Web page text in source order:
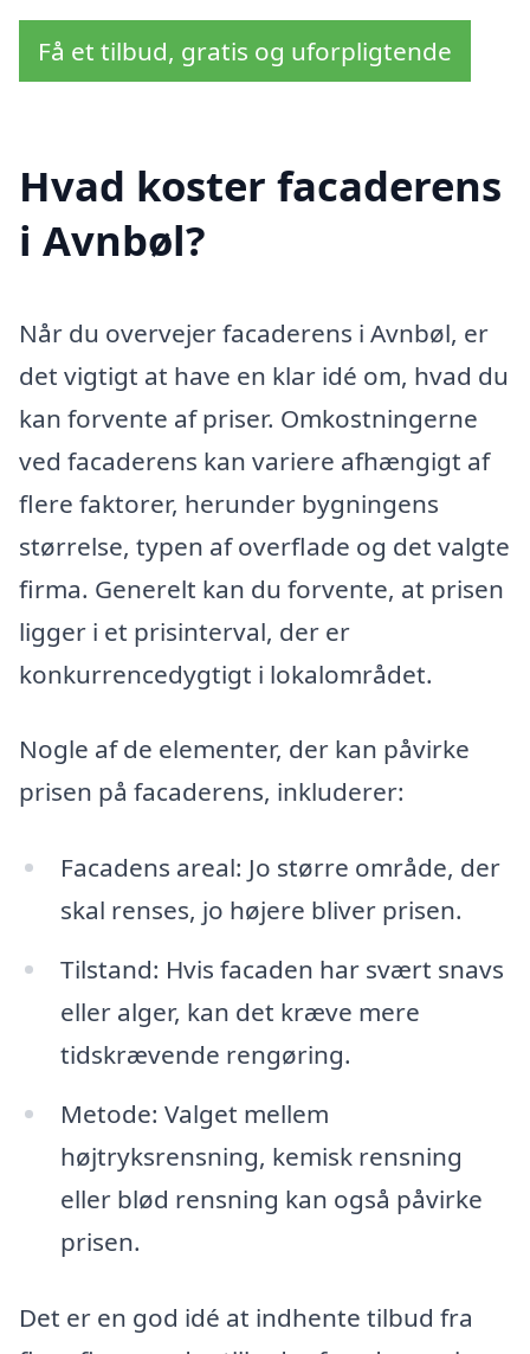
Få et tilbud, gratis og uforpligtende
Hvad koster facaderens
i Avnbøl?
Når du overvejer facaderens i Avnbøl, er
det vigtigt at have en klar idé om, hvad du
kan forvente af priser. Omkostningerne
ved facaderens kan variere afhængigt af
flere faktorer, herunder bygningens
størrelse, typen af overflade og det valgte
firma. Generelt kan du forvente, at prisen
ligger i et prisinterval, der er
konkurrencedygtigt i lokalområdet.
Nogle af de elementer, der kan påvirke
prisen på facaderens, inkluderer:
Facadens areal: Jo større område, der
skal renses, jo højere bliver prisen.
Tilstand: Hvis facaden har svært snavs
eller alger, kan det kræve mere
tidskrævende rengøring.
Metode: Valget mellem
højtryksrensning, kemisk rensning
eller blød rensning kan også påvirke
prisen.
Det er en god idé at indhente tilbud fra